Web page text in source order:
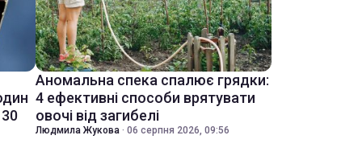
30
Аномальна спека спалює грядки:
4 ефективні способи врятувати
овочі від загибелі
Людмила Жукова · 06 серпня 2026, 09:56